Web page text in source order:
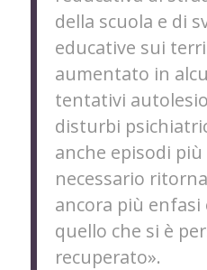
della scuola e di
educative sui
aumentato in
tentativi
disturbi
anche episodi più
necessario
ancora più enfasi
quello che si è
recuperato».